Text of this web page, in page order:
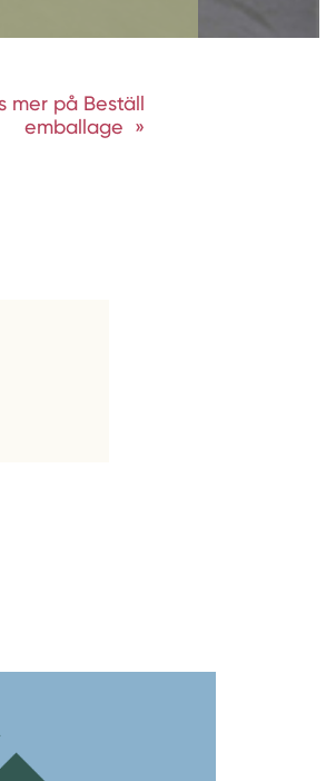
mer på Beställ
emballage